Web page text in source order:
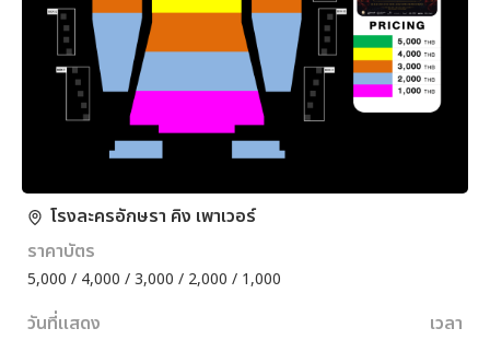
โรงละครอักษรา คิง เพาเวอร์
ราคาบัตร
5,000 / 4,000 / 3,000 / 2,000 / 1,000
วันที่แสดง เวลา